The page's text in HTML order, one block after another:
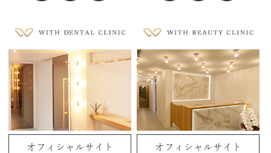
オフィシャルサイト オフィシャルサイト